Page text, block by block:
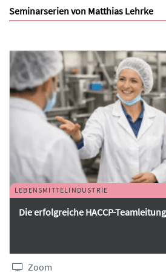
Seminarserien von Matthias Lehrke
LEBENSMITTELINDUSTRIE
Die erfolgreiche HACCP-Teamleitung
Zoom